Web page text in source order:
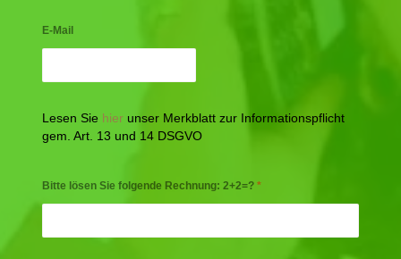
E-Mail
Lesen Sie hier unser Merkblatt zur Informationspflicht
gem. Art. 13 und 14 DSGVO
Bitte lösen Sie folgende Rechnung: 2+2=? *